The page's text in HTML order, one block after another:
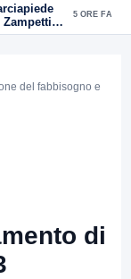
e
5 ORE FA
del fabbisogno e
di